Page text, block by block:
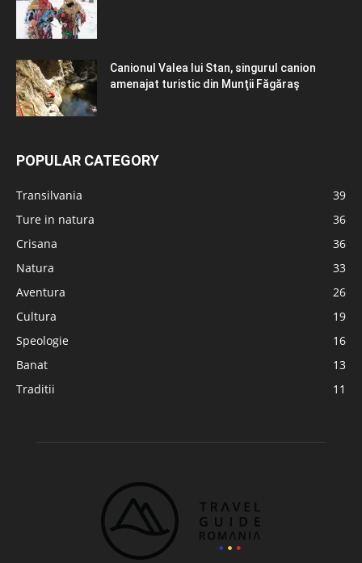
Canionul Valea lui Stan, singurul canion
amenajat turistic din Munţii Făgăraş
POPULAR CATEGORY
Transilvania
39
Ture in natura
36
Crisana
36
Natura
33
Aventura
26
Cultura
19
Speologie
16
Banat
13
Traditii
11